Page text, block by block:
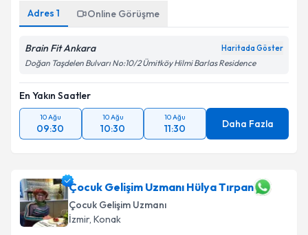
Adres 1 Online Görüşme
Brain Fit Ankara Haritada Göster
Doğan Taşdelen Bulvarı No:10/2 Ümitköy Hilmi Barlas Residence
En Yakın Saatler
10 Ağu
09:30
10 Ağu
10:30
10 Ağu
11:30 Daha Fazla
Çocuk Gelişim Uzmanı Hülya Tırpan
Çocuk Gelişim Uzmanı
İzmir, Konak